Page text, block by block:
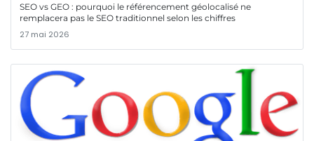
SEO vs GEO : pourquoi le référencement géolocalisé ne
remplacera pas le SEO traditionnel selon les chiffres
27 mai 2026